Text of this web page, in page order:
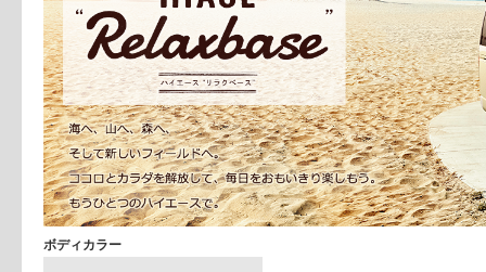
ボディカラー